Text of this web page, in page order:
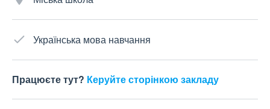
Українська мова навчання
Працюєте тут? Керуйте сторінкою закладу